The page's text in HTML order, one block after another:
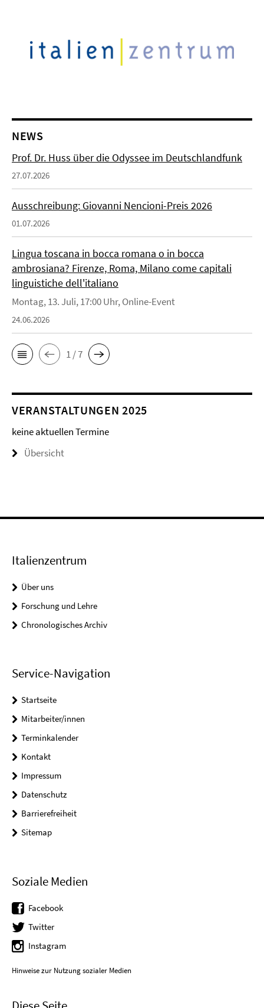
NEWS
Prof. Dr. Huss über die Odyssee im Deutschlandfunk
27.07.2026
Ausschreibung: Giovanni Nencioni-Preis 2026
01.07.2026
Lingua toscana in bocca romana o in bocca
ambrosiana? Firenze, Roma, Milano come capitali
linguistiche dell'italiano
Montag, 13. Juli, 17:00 Uhr, Online-Event
24.06.2026
1 / 7
VERANSTALTUNGEN 2025
keine aktuellen Termine
Übersicht
Italienzentrum
Über uns
Forschung und Lehre
Chronologisches Archiv
Service-Navigation
Startseite
Mitarbeiter/innen
Terminkalender
Kontakt
Impressum
Datenschutz
Barrierefreiheit
Sitemap
Soziale Medien
Facebook
Twitter
Instagram
Hinweise zur Nutzung sozialer Medien